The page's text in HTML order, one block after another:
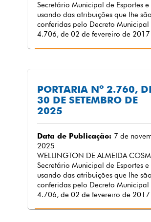
Secretário Municipal de Esportes e
usando das atribuições que lhe são
conferidas pelo Decreto Municipal
4.706, de 02 de fevereiro de 2017
PORTARIA Nº 2.760,
30 DE SETEMBRO DE
2025
Data de Publicação: 7 de
2025
WELLINGTON DE ALMEIDA
Secretário Municipal de Esportes e
usando das atribuições que lhe são
conferidas pelo Decreto Municipal
4.706, de 02 de fevereiro de 2017